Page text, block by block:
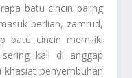
batu cincin paling
berlian, zamrud,
batu cincin memiliki
kali di anggap
penyembuhan